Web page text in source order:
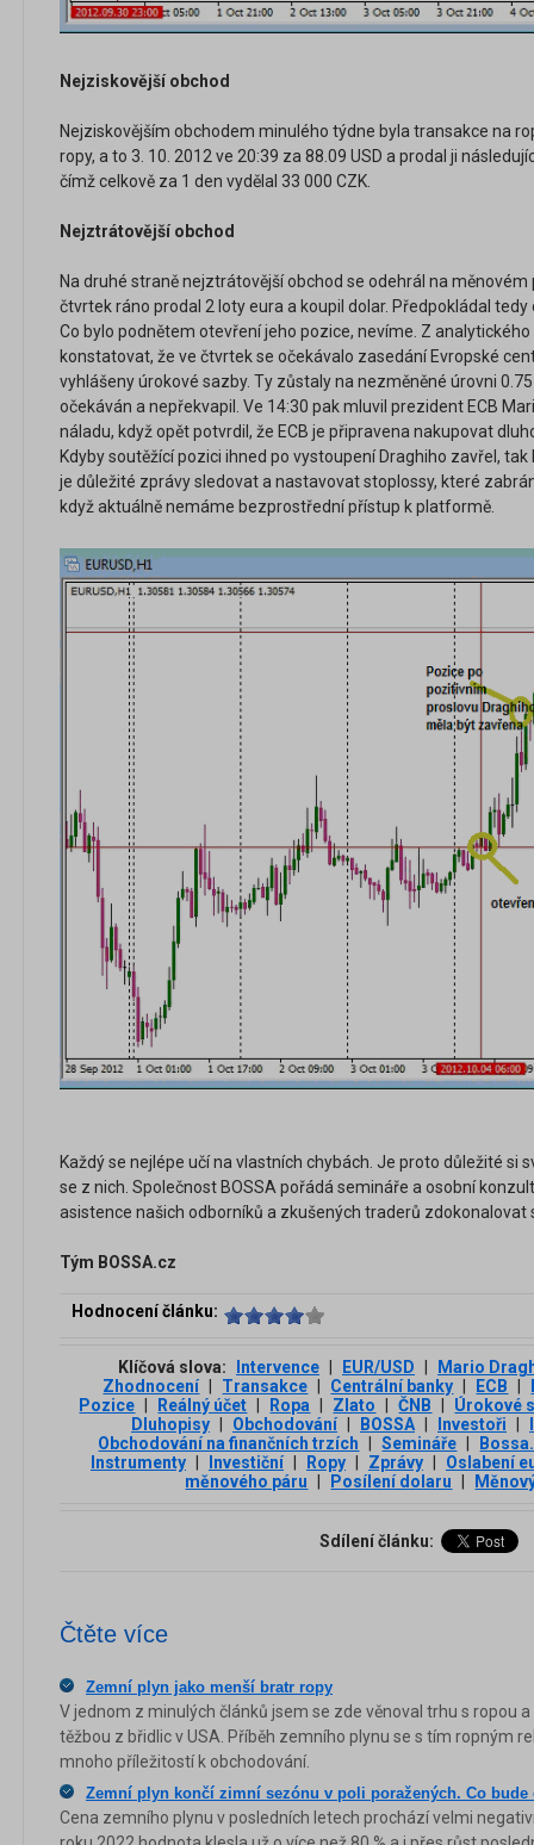
Nejziskovější obchod
Nejziskovějším obchodem minulého týdne byla transakce na
ropy, a to 3. 10. 2012 ve 20:39 za 88.09 USD a prodal ji
čímž celkově za 1 den vydělal 33 000 CZK.
Nejztrátovější obchod
Na druhé straně nejztrátovější obchod se odehrál na měnovém
čtvrtek ráno prodal 2 loty eura a koupil dolar. Předpokládal
Co bylo podnětem otevření jeho pozice, nevíme. Z
konstatovat, že ve čtvrtek se očekávalo zasedání Evropské
vyhlášeny úrokové sazby. Ty zůstaly na nezměněné úrovni
očekáván a nepřekvapil. Ve 14:30 pak mluvil prezident ECB
náladu, když opět potvrdil, že ECB je připravena nakupovat
Kdyby soutěžící pozici ihned po vystoupení Draghiho zavřel,
je důležité zprávy sledovat a nastavovat stoplossy, které
když aktuálně nemáme bezprostřední přístup k platformě.
Každý se nejlépe učí na vlastních chybách. Je proto důležité si
se z nich. Společnost BOSSA pořádá semináře a osobní
asistence našich odborníků a zkušených traderů
Tým BOSSA.cz
Hodnocení článku:
Klíčová slova: Intervence EUR/USD
Mario
Zhodnocení
Transakce Centrální banky ECB
Pozice
Reálný účet Ropa Zlato ČNB
Úrokové
Dluhopisy
Obchodování BOSSA Investoři
Obchodování na finančních trzích
Semináře
Instrumenty
Investiční Ropy Zprávy
Oslabení
měnového páru
Posílení dolaru
Sdílení článku:
Čtěte více
Zemní plyn jako menší bratr ropy
V jednom z minulých článků jsem se zde věnoval trhu s ropou
těžbou z břidlic v USA. Příběh zemního plynu se s tím ropným
mnoho příležitostí k obchodování.
Zemní plyn končí zimní sezónu v poli poražených. Co bude
Cena zemního plynu v posledních letech prochází velmi